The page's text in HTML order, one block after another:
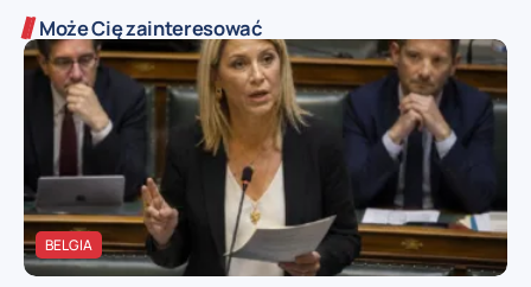
Może Cię zainteresować
BELGIA